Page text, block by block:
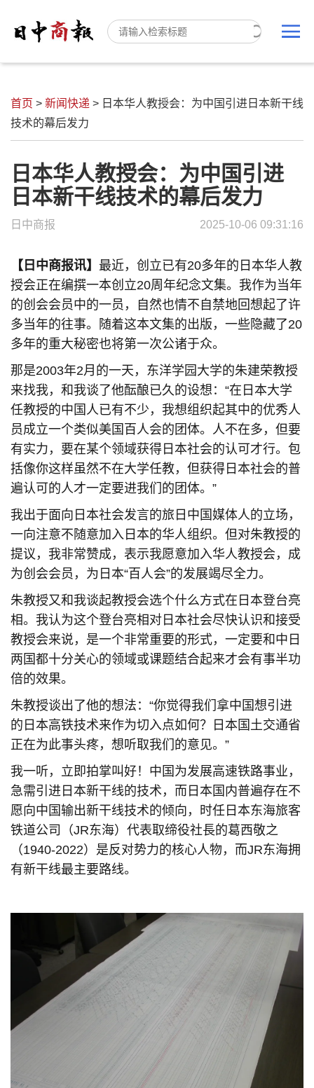
首页 > 新闻快递 > 日本华人教授会：为中国引进日本新干线
技术的幕后发力
日本华人教授会：为中国引进
日本新干线技术的幕后发力
日中商报 2025-10-06 09:31:16
【日中商报讯】 最近，创立已有20多年的日本华人教
授会正在编撰一本创立20周年纪念文集。我作为当年
的创会会员中的一员，自然也情不自禁地回想起了许
多当年的往事。随着这本文集的出版，一些隐藏了20
多年的重大秘密也将第一次公诸于众。
那是2003年2月的一天，东洋学园大学的朱建荣教授
来找我，和我谈了他酝酿已久的设想：“在日本大学
任教授的中国人已有不少，我想组织起其中的优秀人
员成立一个类似美国百人会的团体。人不在多，但要
有实力，要在某个领域获得日本社会的认可才行。包
括像你这样虽然不在大学任教，但获得日本社会的普
遍认可的人才一定要进我们的团体。”
我出于面向日本社会发言的旅日中国媒体人的立场，
一向注意不随意加入日本的华人组织。但对朱教授的
提议，我非常赞成，表示我愿意加入华人教授会，成
为创会会员，为日本“百人会”的发展竭尽全力。
朱教授又和我谈起教授会选个什么方式在日本登台亮
相。我认为这个登台亮相对日本社会尽快认识和接受
教授会来说，是一个非常重要的形式，一定要和中日
两国都十分关心的领域或课题结合起来才会有事半功
倍的效果。
朱教授谈出了他的想法：“你觉得我们拿中国想引进
的日本高铁技术来作为切入点如何？日本国土交通省
正在为此事头疼，想听取我们的意见。”
我一听，立即拍掌叫好！中国为发展高速铁路事业，
急需引进日本新干线的技术，而日本国内普遍存在不
愿向中国输出新干线技术的倾向，时任日本东海旅客
铁道公司（JR东海）代表取缔役社長的葛西敬之
（1940-2022）是反对势力的核心人物，而JR东海拥
有新干线最主要路线。